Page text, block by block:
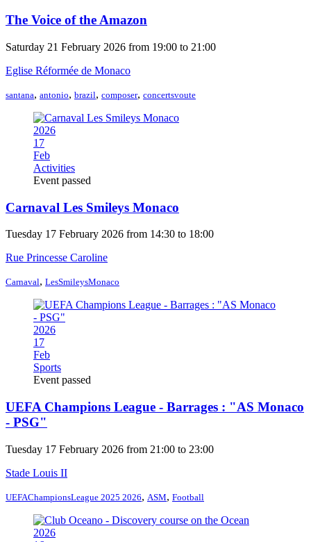
The Voice of the Amazon
Saturday 21 February 2026 from 19:00 to 21:00
Eglise Réformée de Monaco
santana, antonio, brazil, composer, concertsvoute
2026
17
Feb
Activities
Event passed
Carnaval Les Smileys Monaco
Tuesday 17 February 2026 from 14:30 to 18:00
Rue Princesse Caroline
Carnaval, LesSmileysMonaco
2026
17
Feb
Sports
Event passed
UEFA Champions League - Barrages : "AS Monaco
- PSG"
Tuesday 17 February 2026 from 21:00 to 23:00
Stade Louis II
UEFAChampionsLeague 2025 2026, ASM, Football
2026